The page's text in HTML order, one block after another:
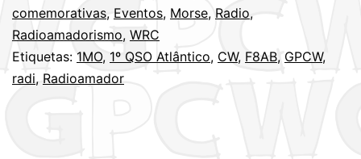
comemorativas, Eventos, Morse, Radio,
Radioamadorismo, WRC
Etiquetas: 1MO, 1º QSO Atlântico, CW, F8AB, GPCW,
radi, Radioamador